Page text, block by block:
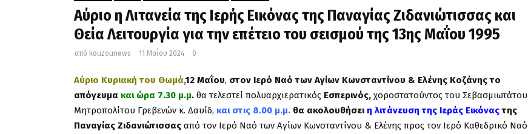
Αύριο η Λιτανεία της Iερής Eικόνας της Παναγίας Ζιδανιώτισσας και
Θεία Λειτουργία για την επέτειο του σεισμού της 13ης Μαΐου 1995
από kouzounews 11 Μαΐου 2024 0
Αύριο Κυριακή του Θωμά,12 Μαΐου, στον Ιερό Ναό των Αγίων Κωνσταντίνου & Ελένης Κοζάνης το
απόγευμα και ώρα 7.30 μ.μ. θα τελεστεί πολυαρχιερατικός Εσπερινός, χοροστατούντος του Σεβασμιωτάτου
Μητροπολίτου Γρεβενών κ. Δαυίδ, και στις 8.00 μ.μ. θα ακολουθήσει η λιτάνευση της Ιεράς Εικόναςτης
Παναγίας Ζιδανιώτισσας από τον Ιερό Ναό των Αγίων Κωνσταντίνου & Ελένης προς τον Ιερό Καθεδρικό Ναό